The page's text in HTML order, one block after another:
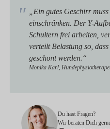
„Ein gutes Geschirr
einschränken. Der Y-
Schultern frei arbeiten,
verteilt Belastung so,
geschont werden.“
Monika Karl,
Du hast Fragen?
Wir beraten Dich